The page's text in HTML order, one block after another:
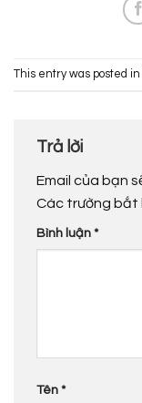
This entry was posted in
Trả lời
Email của bạn
Các trường bắt
Bình luận *
Tên *